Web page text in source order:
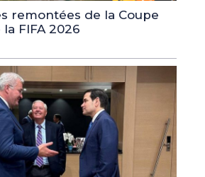
remontées de la Coupe
FIFA 2026